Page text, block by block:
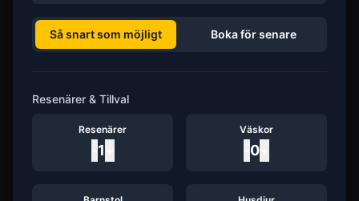
Så snart som möjligt Boka för senare
Resenärer & Tillval
Resenärer
1
Väskor
0